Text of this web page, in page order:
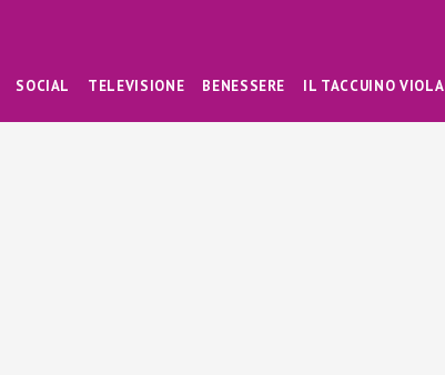
SOCIAL TELEVISIONE BENESSERE IL TACCUINO VIOLA